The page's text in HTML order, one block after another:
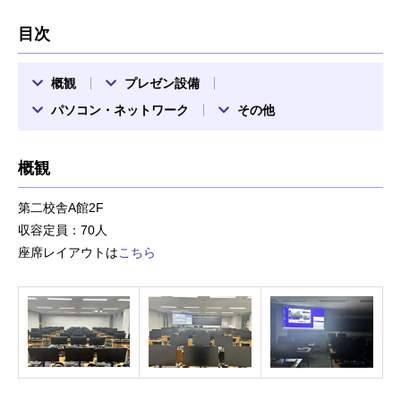
目次
概観
プレゼン設備
パソコン・ネットワーク
その他
概観
第二校舎A館2F
収容定員：70人
座席レイアウトはこちら